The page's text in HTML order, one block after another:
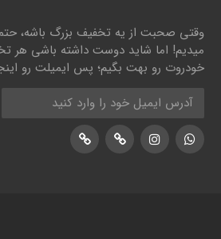
وقتی صحبت از یه تخفیف بزرگ باشه،
میدیم! اما شاید دوست داشته باشی هر
خودروت رو بهت بگیم؛ پس ایمیلت رو
پشتیبانی واتساپ
اینستاگراملوکیشن در نشان
لوکیشن در بلد